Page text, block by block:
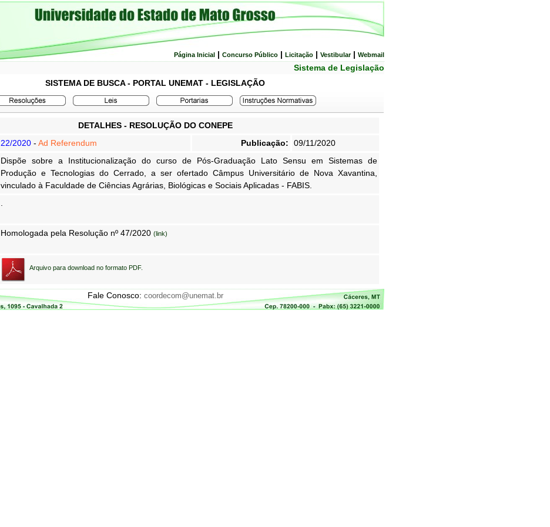
Página Inicial | Concurso Público | Licitação | Vestibular| Webmail
Sistema de Legislação
SISTEMA DE BUSCA - PORTAL UNEMAT - LEGISLAÇÃO
DETALHES - RESOLUÇÃO DO CONEPE
22/2020 - Ad Referendum Publicação:
09/11/2020
Dispõe sobre a Institucionalização do curso de Pós-Graduação Lato Sensu em Sistemas de
Produção e Tecnologias do Cerrado, a ser ofertado Câmpus Universitário de Nova Xavantina,
vinculado à Faculdade de Ciências Agrárias, Biológicas e Sociais Aplicadas - FABIS.
Homologada pela Resolução nº 47/2020 (link)
Arquivo para download no formato PDF.
Fale Conosco: coordecom@unemat.br